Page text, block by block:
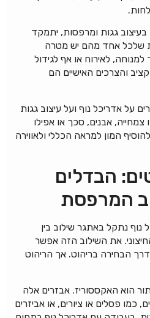
גגות ומרפסות, יתמקד
שלכל אחד מהם יש מטרה
לאירוח או אף לגידול
והצרכים האישיים הם
על אדריכל נוף ועל עיצוב גגות
צמחייה, אבנים, סכך או אפילו
המון למראה הכללי ולאווירה
הבדלים
המרפסת
נוף נתקל באתגר שילוב בין
את השילוב הזה אפשר
הבחירה בריהוט. אך הריהוט
הוא האקססוריז. אבזרים אלה
כמו פסלים או ציורים, או אביזרים